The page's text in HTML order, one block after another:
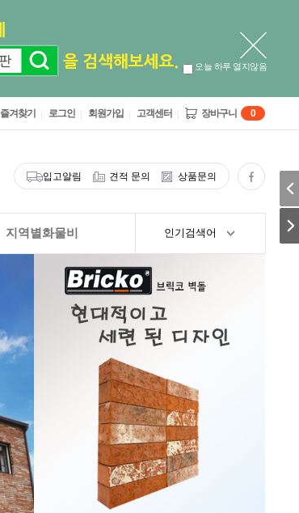
오늘 하루 열지않음
즐겨찾기 로그인 회원가입 고객센터 장바구니 0
입고알림 견적 문의 상품문의
지역별화물비 인기검색어